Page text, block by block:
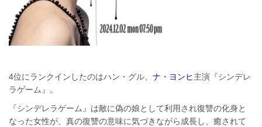
4位にランクインしたのはハン・グル、 ナ・ヨンヒ 主演『シンデレ
ラゲーム』。
『シンデレラゲーム』は敵に偽の娘として利用され復讐の化身と
なった女性が、真の復讐の意味に気づきながら成長し、癒されて